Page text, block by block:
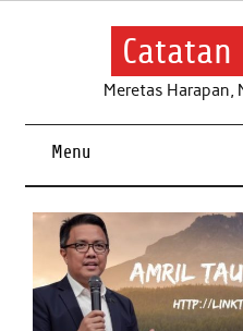
Skip
Meretas Harapan,
Menu